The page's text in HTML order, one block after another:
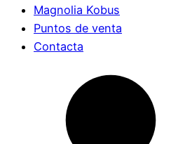
Magnolia Kobus
Puntos de venta
Contacta